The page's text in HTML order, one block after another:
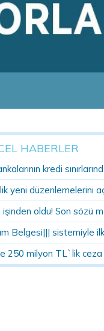
HABERLER
kredi
yeni düzenlemelerini
oldu! Son sözü
Belgesi||| sistemiyle
250 milyon TL`lik ceza